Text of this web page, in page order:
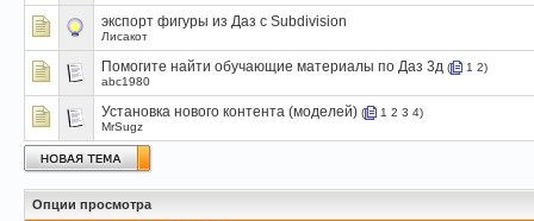
экспорт фигуры из Даз с Subdivision
Лисакот
Помогите найти обучающие материалы по Даз 3д ( 1 2)
abc1980
Установка нового контента (моделей) ( 1 2 3 4)
MrSugz
Опции просмотра